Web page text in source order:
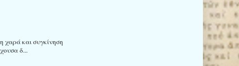
χαρά και συγκίνηση
δ...